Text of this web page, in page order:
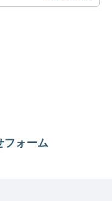
ォーム